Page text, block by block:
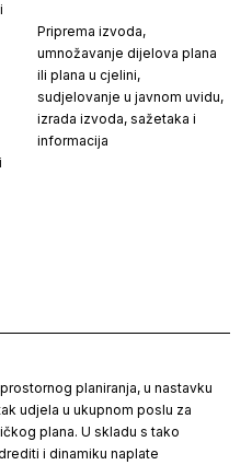
Priprema izvoda,
umnožavanje dijelova plana
ili plana u cjelini,
sudjelovanje u javnom uvidu,
izrada izvoda, sažetaka i
informacija
planiranja, u nastavku
udjela u ukupnom poslu za
plana. U skladu s tako
i dinamiku naplate